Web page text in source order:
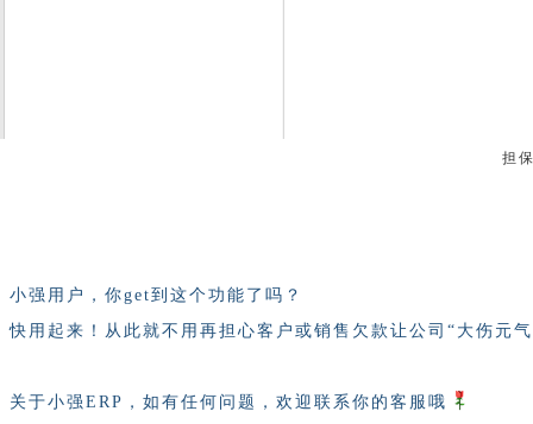
担
小强用户，你get到这个功能了吗？
快用起来！
从此就不用再担心客户或销售欠款让公司“大伤元
关于小强ERP，如有任何问题，欢迎联系你的客服哦